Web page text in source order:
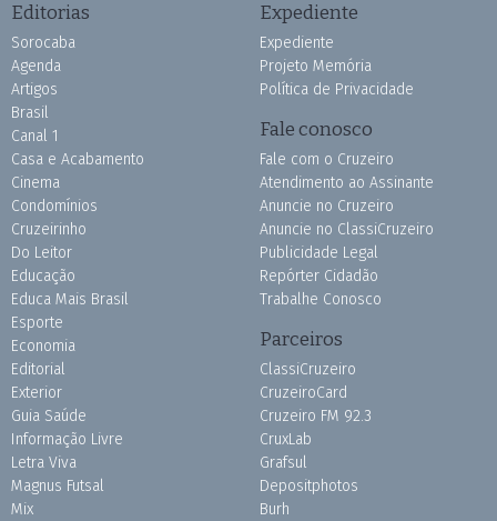
Editorias
Sorocaba
Agenda
Artigos
Brasil
Canal 1
Casa e Acabamento
Cinema
Condomínios
Cruzeirinho
Do Leitor
Educação
Educa Mais Brasil
Esporte
Economia
Editorial
Exterior
Guia Saúde
Informação Livre
Letra Viva
Magnus Futsal
Mix
Expediente
Expediente
Projeto Memória
Política de Privacidade
Fale conosco
Fale com o Cruzeiro
Atendimento ao Assinante
Anuncie no Cruzeiro
Anuncie no ClassiCruzeiro
Publicidade Legal
Repórter Cidadão
Trabalhe Conosco
Parceiros
ClassiCruzeiro
CruzeiroCard
Cruzeiro FM 92.3
CruxLab
Grafsul
Depositphotos
Burh